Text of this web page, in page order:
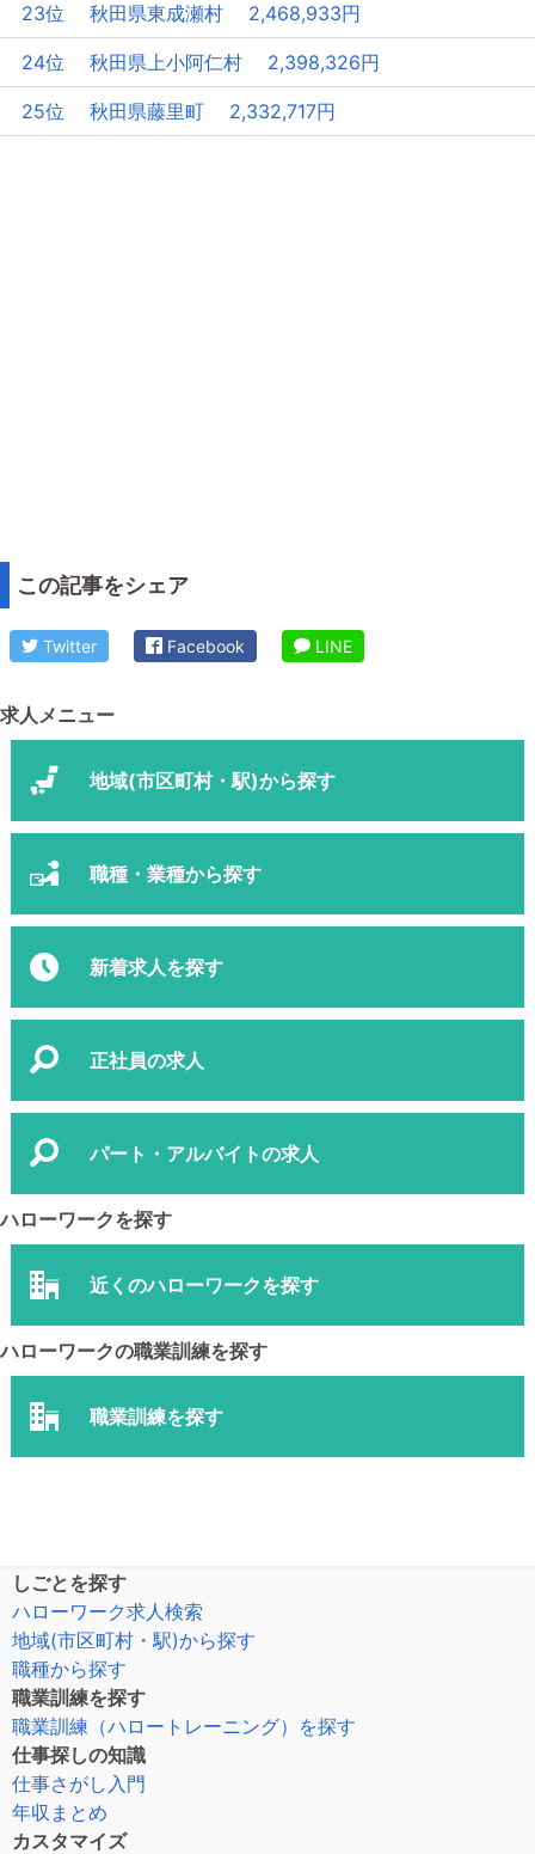
23位 秋田県東成瀬村 2,468,933円
24位 秋田県上小阿仁村 2,398,326円
25位 秋田県藤里町 2,332,717円
この記事をシェア
Twitter Facebook LINE
求人メニュー
地域(市区町村・駅)から探す
職種・業種から探す
新着求人を探す
正社員の求人
パート・アルバイトの求人
ハローワークを探す
近くのハローワークを探す
ハローワークの職業訓練を探す
職業訓練を探す
しごとを探す
ハローワーク求人検索
地域(市区町村・駅)から探す
職種から探す
職業訓練を探す
職業訓練（ハロートレーニング）を探す
仕事探しの知識
仕事さがし入門
年収まとめ
カスタマイズ